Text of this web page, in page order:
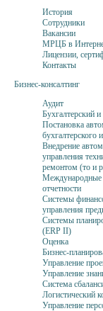
История
Сотрудники
Вакансии
МРЦБ в
Лицензии,
Контакты
Бизнес-консалтинг
Аудит
Бухгалтерский
Постановка
бухгалтерского
Внедрение
управления
ремонтом (то и
Международные
отчетности
Системы
управления
Системы
(ERP II)
Оценка
Бизнес-
Управление
Управление
Система
Логистический
Управление